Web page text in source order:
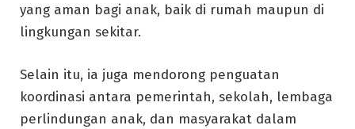
yang aman bagi anak, baik di rumah maupun di
lingkungan sekitar.
Selain itu, ia juga mendorong penguatan
koordinasi antara pemerintah, sekolah, lembaga
perlindungan anak, dan masyarakat dalam